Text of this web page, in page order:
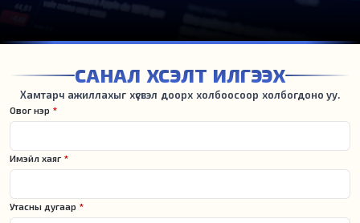
САНАЛ ХҮСЭЛТ ИЛГЭЭХ
Хамтарч ажиллахыг хүсвэл доорх холбоосоор холбогдоно уу.
Овог нэр *
Имэйл хаяг *
Утасны дугаар *